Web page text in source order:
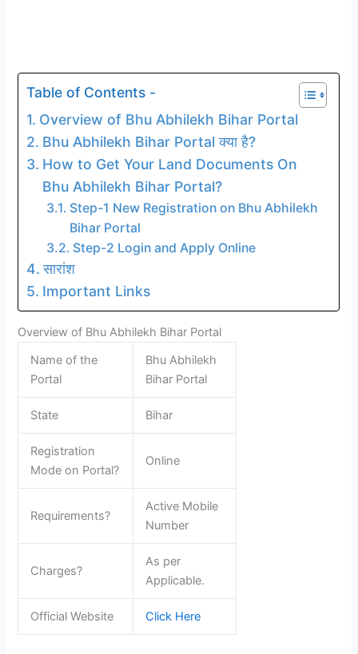
Table of Contents -
Overview of Bhu Abhilekh Bihar Portal
Bhu Abhilekh Bihar Portal क्या है?
How to Get Your Land Documents On
Bhu Abhilekh Bihar Portal?
Step-1 New Registration on Bhu Abhilekh
Bihar Portal
Step-2 Login and Apply Online
सारांश
Important Links
Overview of Bhu Abhilekh Bihar Portal
Name of the
Portal
Bhu Abhilekh
Bihar Portal
State Bihar
Registration
Mode on Portal?
Online
Requirements?
Active Mobile
Number
Charges?
As per
Applicable.
Official Website Click Here